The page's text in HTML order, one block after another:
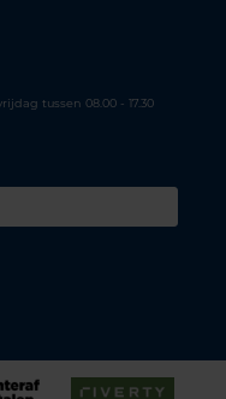
tussen 08.00 - 17.30